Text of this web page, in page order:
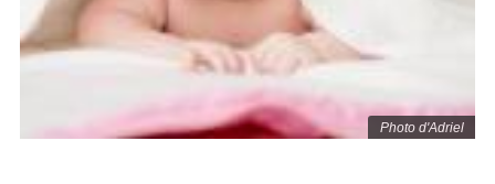
Photo d'Adriel